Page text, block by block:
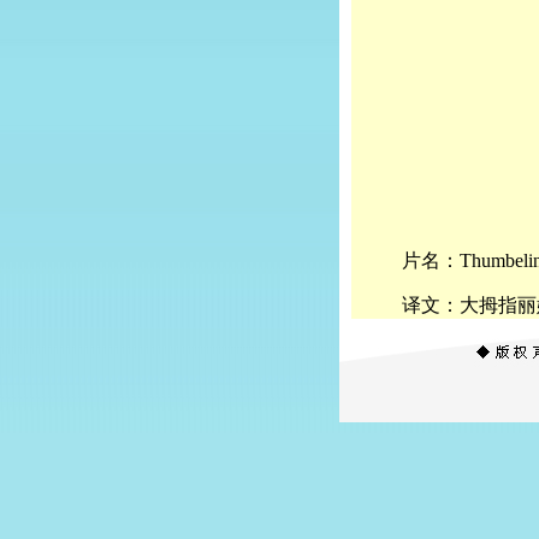
片名：
译文：大拇指